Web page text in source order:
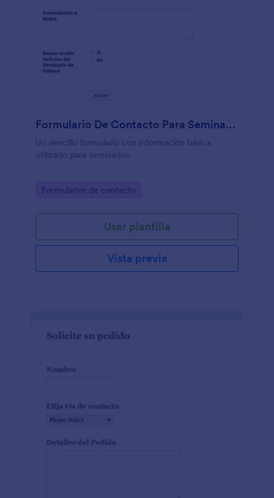
Formulario De Contacto Para Seminarios
Un sencillo formulario con información básica
utilizado para seminarios.
Go to Category:
Formularios de contacto
Usar plantilla
Vista previa